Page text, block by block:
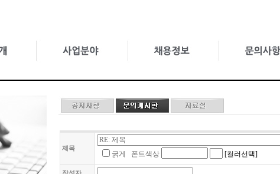
제목
굵게 폰트색상 [컬러선택]